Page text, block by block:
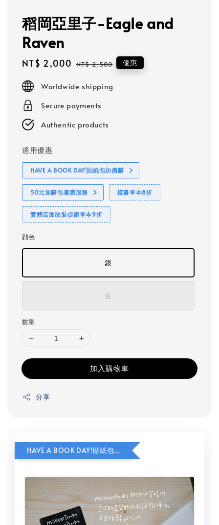
稻岡亞里子-Eagle and
Raven
Sale
NT$ 2,000 Regular
NT$ 2,500 優惠
Worldwide shipping
Secure payments
Authentic products
適用優惠
HAVE A BOOK DAY!貼紙包加價購
50元加購包書膜服務 樣書單本8折
實體店面改裝促銷單本9折
顔色
銀
金
數量
加入購物車
分享
HAVE A BOOK DAY!貼紙包加價購